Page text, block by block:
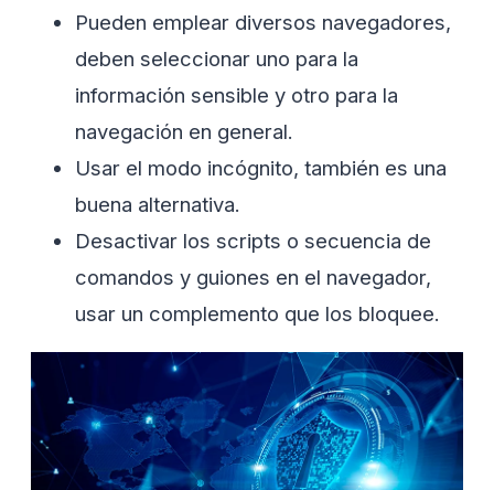
Pueden emplear diversos navegadores,
deben seleccionar uno para la
información sensible y otro para la
navegación en general.
Usar el modo incógnito, también es una
buena alternativa.
Desactivar los scripts o secuencia de
comandos y guiones en el navegador,
usar un complemento que los bloquee.